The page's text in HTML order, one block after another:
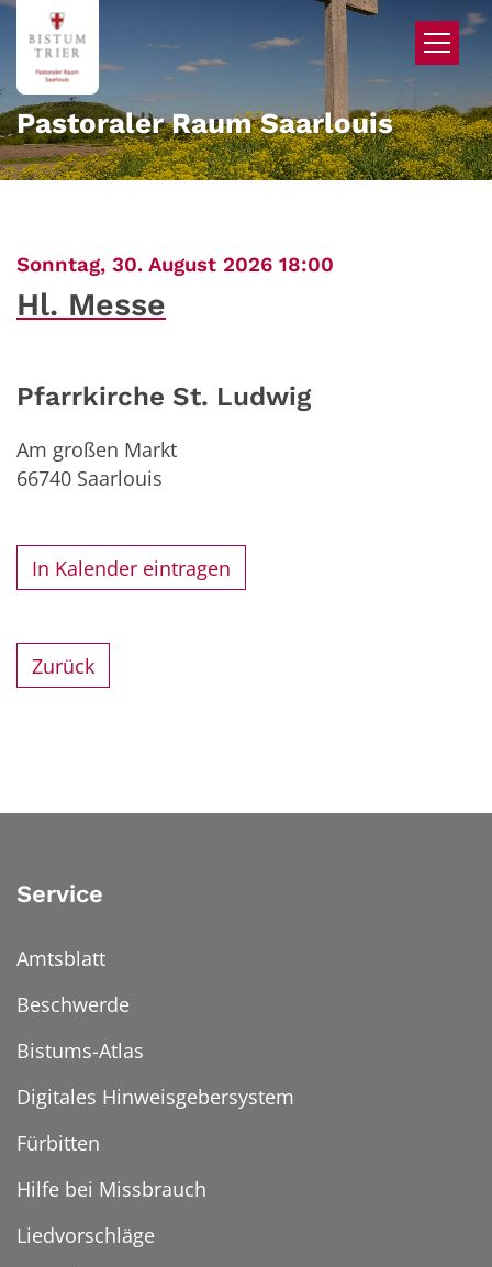
Zum Inhalt springen
Pastoraler Raum Saarlouis
Sonntag, 30. August 2026 18:00
Hl. Messe
Pfarrkirche St. Ludwig
Am großen Markt
66740 Saarlouis
In Kalender eintragen
Zurück
Service
Amtsblatt
Beschwerde
Bistums-Atlas
Digitales Hinweisgebersystem
Fürbitten
Hilfe bei Missbrauch
Liedvorschläge